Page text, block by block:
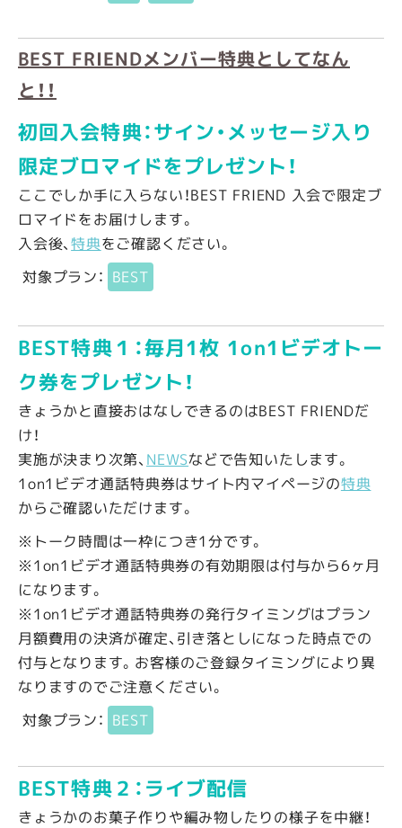
BEST FRIENDメンバー特典としてなん
と！！
初回入会特典：サイン・メッセージ入り
限定ブロマイドをプレゼント！
ここでしか手に入らない！BEST FRIEND 入会で限定ブ
ロマイドをお届けします。
入会後、特典をご確認ください。
対象プラン： BEST
BEST特典１：毎月1枚 1on1ビデオトー
ク券をプレゼント！
きょうかと直接おはなしできるのはBEST FRIENDだ
け！
実施が決まり次第、 NEWSなどで告知いたします。
1on1ビデオ通話特典券はサイト内マイページの特典
からご確認いただけます。
※トーク時間は一枠につき1分です。
※1on1ビデオ通話特典券の有効期限は付与から6ヶ月
になります。
※1on1ビデオ通話特典券の発行タイミングはプラン
月額費用の決済が確定、引き落としになった時点での
付与となります。お客様のご登録タイミングにより異
なりますのでご注意ください。
対象プラン： BEST
BEST特典２：ライブ配信
きょうかのお菓子作りや編み物したりの様子を中継！